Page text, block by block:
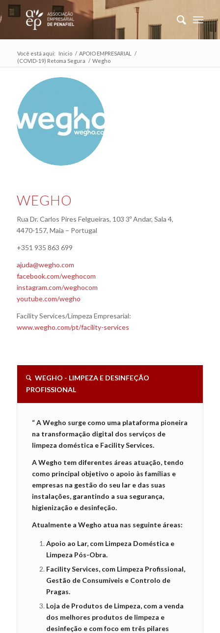
Você está aqui: Inicio / APOIO EMPRESARIAL
/
(COVID-19) Retoma Segura / Wegho
WEGHO
Rua Dr. Carlos Pires Felgueiras, 103 3º Andar, Sala 4,
4470-157, Maia – Portugal
+351 935 863 699
ajuda@wegho.com
facebook.com/weghocom
instagram.com/weghocom
youtube.com/wegho
Facility Services/Limpeza Empresarial:
www.wegho.com/pt/facility-services
WEGHO - LIMPEZA E DESINFEÇÃO
PROFISSIONAL
“ A Wegho surge como uma plataforma pioneira
na transformação digital dos serviços de
limpeza doméstica e Facility Services.
A Wegho tem diferentes áreas atuação, tendo
como principal objetivo o apoio às famílias e
empresas na gestão do seu lar e das suas
instalações, garantindo a sua segurança,
higienização e desinfeção.
Atualmente a Wegho atua nas seguinte áreas:
Apoio ao Lar, com Limpeza Doméstica e
Limpeza Pós-Obra.
Facility Services, com Limpeza Profissional,
Gestão de Consumíveis e Controlo de
Pragas.
Loja de Produtos de Limpeza, com a venda
dos melhores produtos de limpeza e
desinfeção e com foco em três pilares